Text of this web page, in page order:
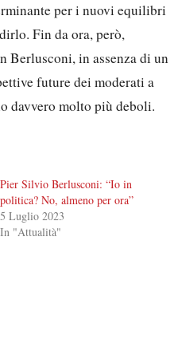
per i nuovi equilibri
Fin da ora, però,
Berlusconi, in assenza di un
future dei moderati a
davvero molto più deboli.
Pier Silvio Berlusconi: “Io in
politica? No, almeno per ora”
5 Luglio 2023
In "Attualità"